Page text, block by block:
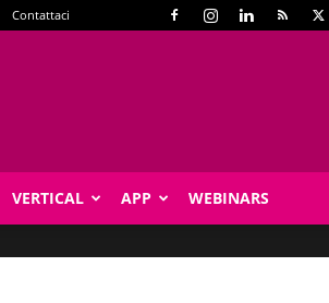
Contattaci
VERTICAL APP WEBINARS